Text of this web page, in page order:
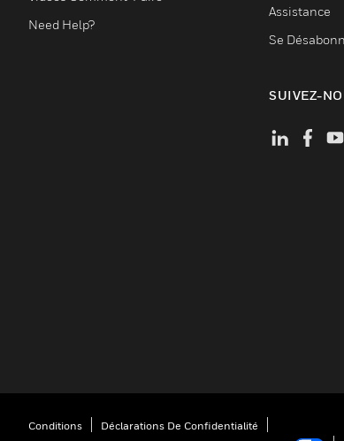
Need Help?
Assistance
Se
SUIVEZ-
Conditions
Déclarations De Confidentialité